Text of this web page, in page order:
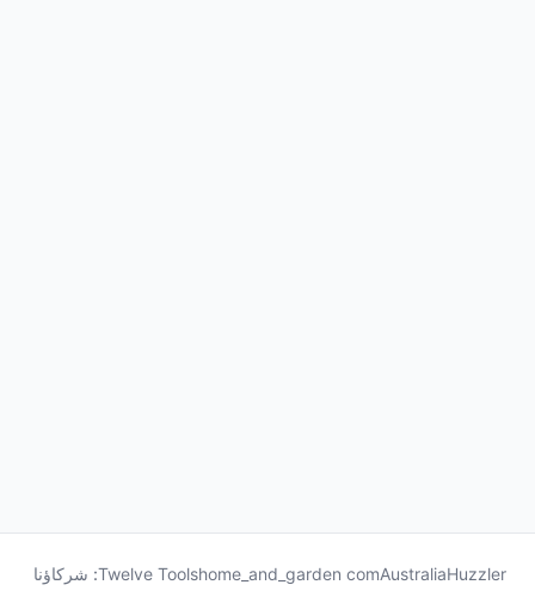
شركاؤنا :Twelve Toolshome_and_garden comAustraliaHuzzler